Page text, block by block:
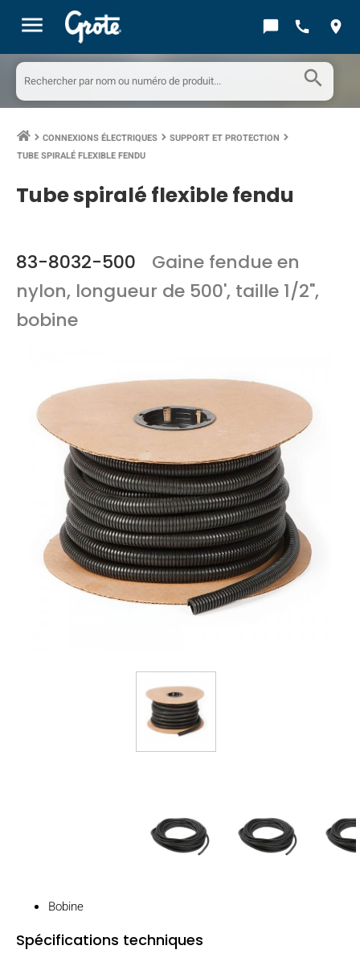
menu chat_bubble call location_on
search
keyboard_arrow_right CONNEXIONS ÉLECTRIQUES keyboard_arrow_right SUPPORT ET PROTECTION keyboard_arrow_right
TUBE SPIRALÉ FLEXIBLE FENDU
Tube spiralé flexible fendu
83-8032-500
Gaine fendue en
nylon, longueur de 500', taille 1/2",
bobine
Bobine
Spécifications techniques